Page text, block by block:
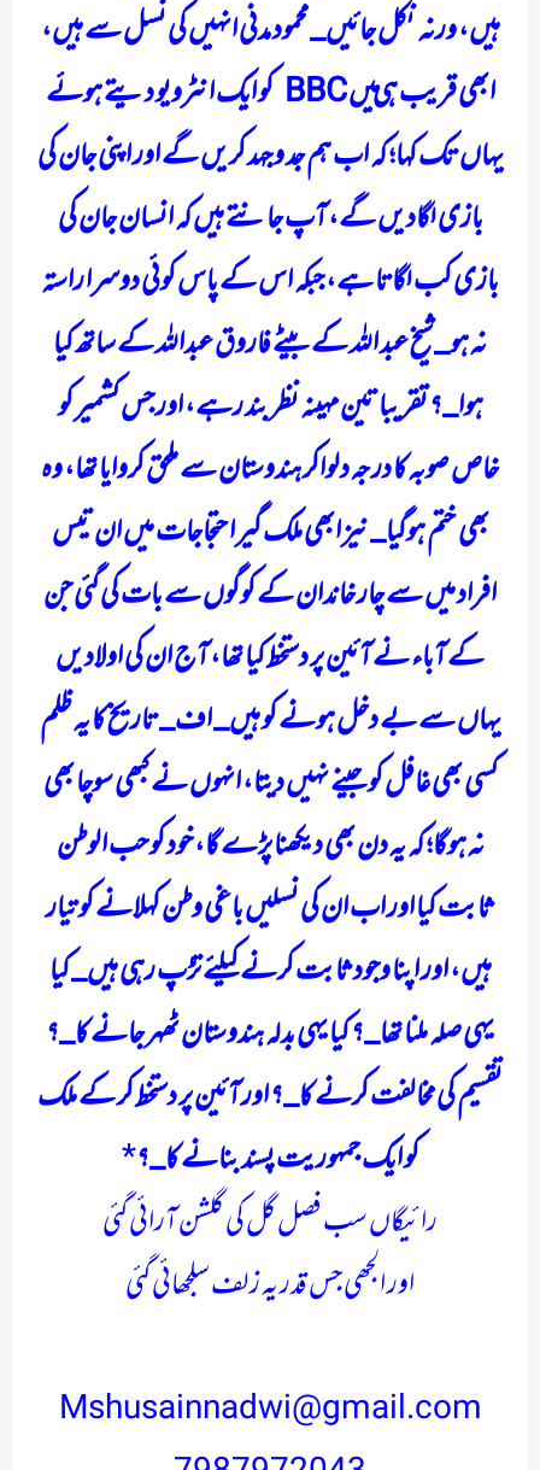
ہیں، ورنہ نکل جائیں_ محمود مدنی انہیں کی نسل سے ہیں،
ابھی قریب ہی میں BBC کو ایک انٹرویو دیتے ہوئے
یہاں تک کہا؛ کہ اب ہم جد و جہد کریں گے اور اپنی جان کی
بازی لگادیں گے، آپ جانتے ہیں کہ انسان جان کی
بازی کب لگاتا ہے، جبکہ اس کے پاس کوئی دوسرا راستہ
نہ ہو_ شیخ عبد اللہ کے بیٹے فاروق عبداللہ کے ساتھ کیا
ہوا_؟ تقریبا تین مہینہ نظر بند رہے، اور جس کشمیر کو
خاص صوبہ کا درجہ دلواکر ہندوستان سے ملحق کروایا تھا، وہ
بھی ختم ہوگیا_ نیز ابھی ملک گیر احتجاجات میں ان تیس
افراد میں سے چار خاندان کے کوگوں سے بات کی گئی جن
کے آباء نے آئین پر دستخط کیا تھا، آج ان کی اولادیں
یہاں سے بے دخل ہونے کو ہیں_ اف_ تاریخ کا یہ ظلم
کسی بھی غافل کو جینے نہیں دیتا، انہوں نے کبھی سوچا بھی
نہ ہوگا؛ کہ یہ دن بھی دیکھنا پڑے گا، خود کو حب الوطن
ثابت کیا اور اب ان کی نسلیں باغی وطن کہلانے کو تیار
ہیں، اور اپنا وجود ثابت کرنے کیلئے تڑپ رہی ہیں_ کیا
یہی صلہ ملنا تھا_؟ کیا یہی بدلہ ہندوستان ٹھہر جانے کا_؟
تقسیم کی مخالفت کرنے کا_؟ اور آئین پر دستخط کر کے ملک
کو ایک جمہوریت پسند بنانے کا_؟*
رائیگاں سب فصل گل کی گلشن آرائی گئی
اور الجھی جس قدر یہ زلف سلجھائی گئی
Mshusainnadwi@gmail.com